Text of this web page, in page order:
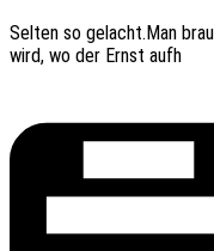
Selten so gelacht.Man
wird, wo der Ernst aufh